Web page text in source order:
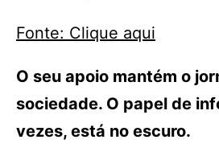
Fonte: Clique aqui
O seu apoio mantém o
sociedade. O papel de
vezes, está no escuro.